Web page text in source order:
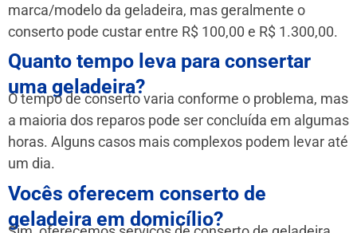
marca/modelo da geladeira, mas geralmente o
conserto pode custar entre R$ 100,00 e R$ 1.300,00.
Quanto tempo leva para consertar
uma geladeira?
O tempo de conserto varia conforme o problema, mas
a maioria dos reparos pode ser concluída em algumas
horas. Alguns casos mais complexos podem levar até
um dia.
Vocês oferecem conserto de
geladeira em domicílio?